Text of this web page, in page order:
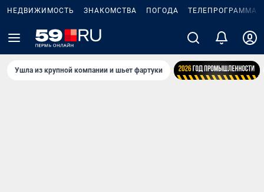
НЕДВИЖИМОСТЬ ЗНАКОМСТВА ПОГОДА ТЕЛЕПРОГРАММА
Ушла из крупной компании и шьет фартуки